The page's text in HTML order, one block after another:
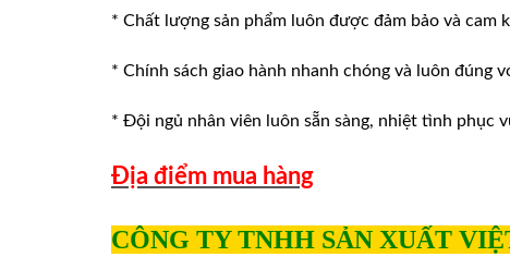
* Chất lượng sản phẩm luôn được đảm bảo và cam
* Chính sách giao hành nhanh chóng và luôn đúng
* Đội ngủ nhân viên luôn sẵn sàng, nhiệt tình phục
Địa điểm mua hàng
CÔNG TY TNHH SẢN XUẤT